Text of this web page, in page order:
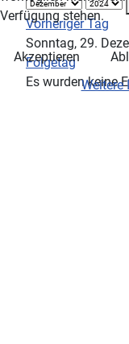
Vorheriger Tag
Sonntag, 29.
Folgetag
Es wurden keine
Verfügung stehen.
Akzeptieren
Weitere